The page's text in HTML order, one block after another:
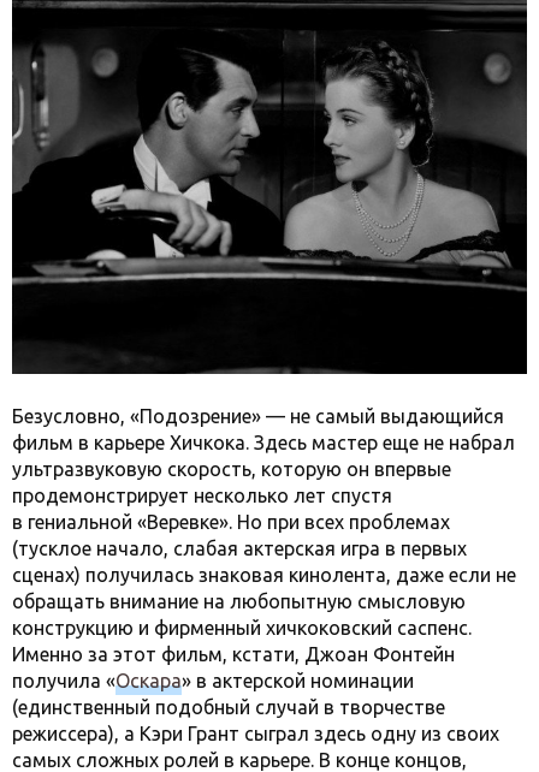
Безусловно, «Подозрение» — не самый выдающийся
фильм в карьере Хичкока. Здесь мастер еще не набрал
ультразвуковую скорость, которую он впервые
продемонстрирует несколько лет спустя
в гениальной «Веревке». Но при всех проблемах
(тусклое начало, слабая актерская игра в первых
сценах) получилась знаковая кинолента, даже если не
обращать внимание на любопытную смысловую
конструкцию и фирменный хичкоковский саспенс.
Именно за этот фильм, кстати, Джоан Фонтейн
получила «Оскара» в актерской номинации
(единственный подобный случай в творчестве
режиссера), а Кэри Грант сыграл здесь одну из своих
самых сложных ролей в карьере. В конце концов,